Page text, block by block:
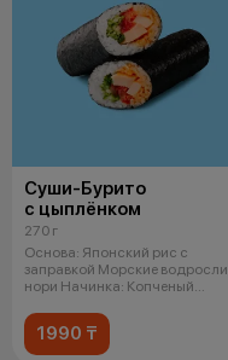
Суши-Бурито
с цыплёнком
270 г
Основа: Японский рис с
заправкой Морские водросли
нори Начинка: Копченый
1990 ₸